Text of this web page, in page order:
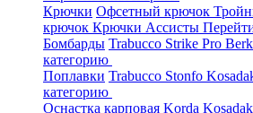
Крючки Офсетный крючок
крючок Крючки Ассисты
Бомбарды Trabucco Strike Pro
категорию
Поплавки Trabucco Stonfo
категорию
Оснастка карповая Korda